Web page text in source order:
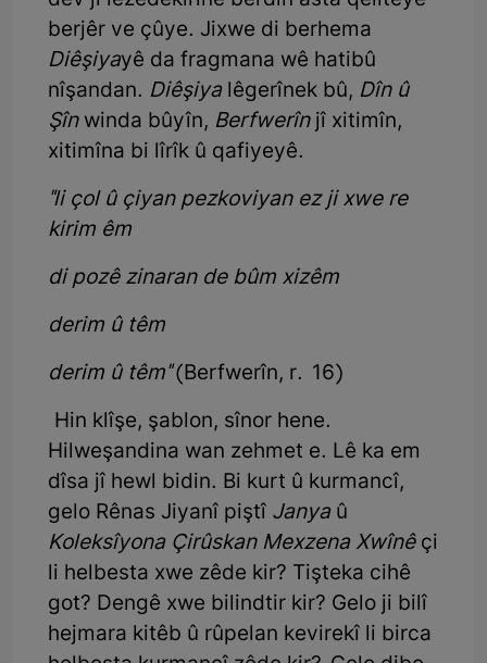
berjêr ve çûye. Jixwe di berhema
Diêşiyayê da fragmana wê hatibû
nîşandan. Diêşiya lêgerînek bû, Dîn û
Şînwinda bûyîn, Berfwerîn jî xitimîn,
xitimîna bi lîrîk û qafiyeyê.
"li çol û çiyan pezkoviyan ez ji xwe re
kirim êm
di pozê zinaran de bûm xizêm
derim û têm
derim û têm"(Berfwerîn, r. 16)
Hin klîşe, şablon, sînor hene.
Hilweşandina wan zehmet e. Lê ka em
dîsa jî hewl bidin. Bi kurt û kurmancî,
gelo Rênas Jiyanî piştî Janya û
Koleksîyona Çirûskan Mexzena Xwînêçi
li helbesta xwe zêde kir? Tişteka cihê
got? Dengê xwe bilindtir kir? Gelo ji bilî
hejmara kitêb û rûpelan kevirekî li birca